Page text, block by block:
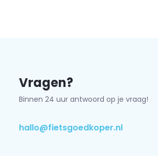
om te gaan.
volledige sloten assortiment.
met
Vragen?
Binnen 24 uur antwoord op je vraag!
hallo@fietsgoedkoper.nl